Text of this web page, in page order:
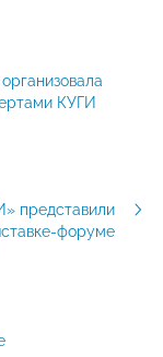
КУГИ
представили
форуме